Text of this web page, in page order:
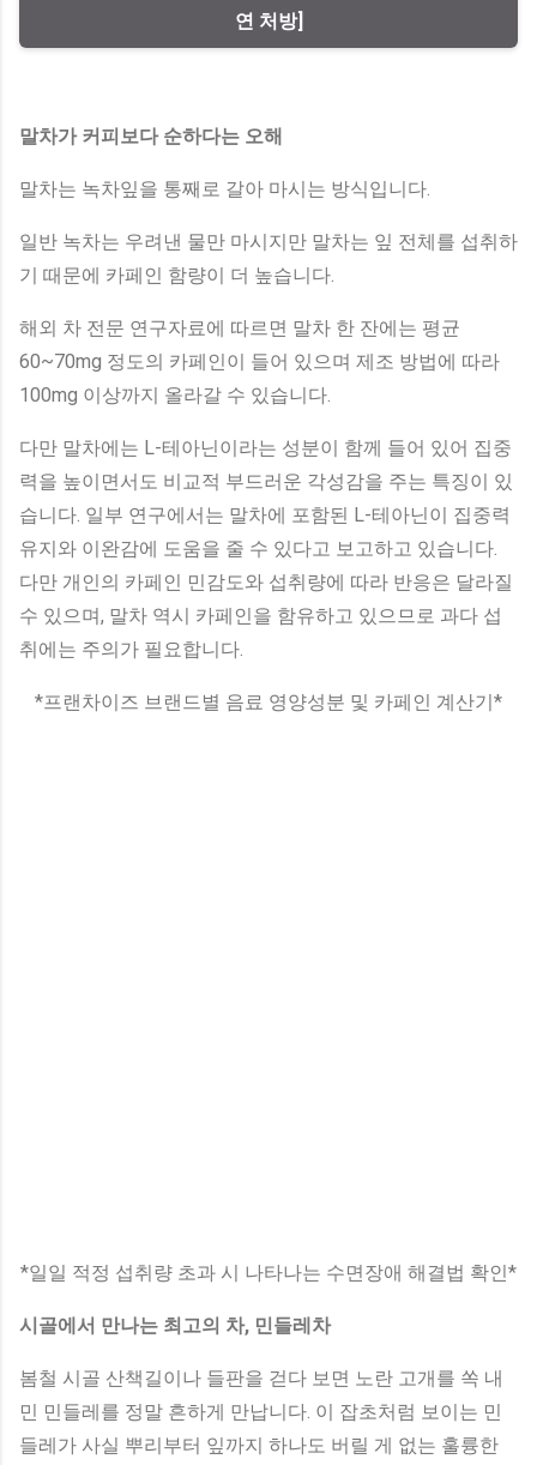
연 처방]
말차가 커피보다 순하다는 오해
말차는 녹차잎을 통째로 갈아 마시는 방식입니다.
일반 녹차는 우려낸 물만 마시지만 말차는 잎 전체를 섭취하
기 때문에 카페인 함량이 더 높습니다.
해외 차 전문 연구자료에 따르면 말차 한 잔에는 평균
60~70mg 정도의 카페인이 들어 있으며 제조 방법에 따라
100mg 이상까지 올라갈 수 있습니다.
다만 말차에는 L-테아닌이라는 성분이 함께 들어 있어 집중
력을 높이면서도 비교적 부드러운 각성감을 주는 특징이 있
습니다. 일부 연구에서는 말차에 포함된 L-테아닌이 집중력
유지와 이완감에 도움을 줄 수 있다고 보고하고 있습니다.
다만 개인의 카페인 민감도와 섭취량에 따라 반응은 달라질
수 있으며, 말차 역시 카페인을 함유하고 있으므로 과다 섭
취에는 주의가 필요합니다.
*프랜차이즈 브랜드별 음료 영양성분 및 카페인 계산기*
*일일 적정 섭취량 초과 시 나타나는 수면장애 해결법 확인*
시골에서 만나는 최고의 차, 민들레차
봄철 시골 산책길이나 들판을 걷다 보면 노란 고개를 쏙 내
민 민들레를 정말 흔하게 만납니다. 이 잡초처럼 보이는 민
들레가 사실 뿌리부터 잎까지 하나도 버릴 게 없는 훌륭한